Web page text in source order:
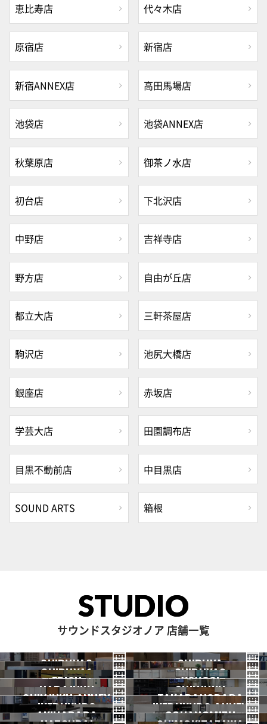
恵比寿店 代々木店
原宿店 新宿店
新宿ANNEX店 高田馬場店
池袋店 池袋ANNEX店
秋葉原店 御茶ノ水店
初台店 下北沢店
中野店 吉祥寺店
野方店 自由が丘店
都立大店 三軒茶屋店
駒沢店 池尻大橋店
銀座店 赤坂店
学芸大店 田園調布店
目黒不動前店 中目黒店
SOUND ARTS 箱根
STUDIO
サウンドスタジオノア 店舗一覧
SHIBUYA3
渋谷3号
2026.07 OPEN
SHIBUYA
渋谷本店
SHIBUYA1
渋谷1号
SHIBUYA2
渋谷2号
EBISU
恵比寿
YOYOGI
代々木
HARAJUKU
原宿
SHINJUKU
新宿
SHINJUKU ANNEX
新宿ANNEX
TAKADANOBABA
高田馬場
IKEBUKURO IKEBUKURO ANNEX
AKIHABARA OCHANOMIZU